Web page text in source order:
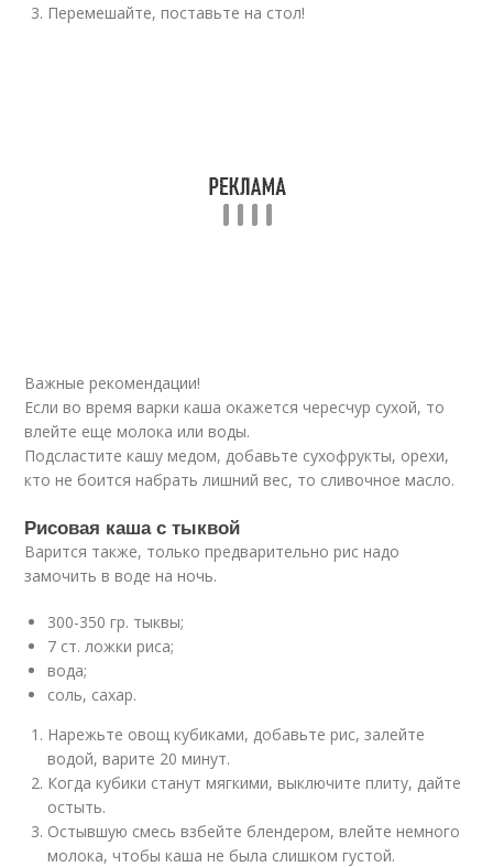
Перемешайте, поставьте на стол!
Важные рекомендации!
Если во время варки каша окажется чересчур сухой, то
влейте еще молока или воды.
Подсластите кашу медом, добавьте сухофрукты, орехи,
кто не боится набрать лишний вес, то сливочное масло.
Рисовая каша с тыквой
Варится также, только предварительно рис надо
замочить в воде на ночь.
300-350 гр. тыквы;
7 ст. ложки риса;
вода;
соль, сахар.
Нарежьте овощ кубиками, добавьте рис, залейте
водой, варите 20 минут.
Когда кубики станут мягкими, выключите плиту, дайте
остыть.
Остывшую смесь взбейте блендером, влейте немного
молока, чтобы каша не была слишком густой.